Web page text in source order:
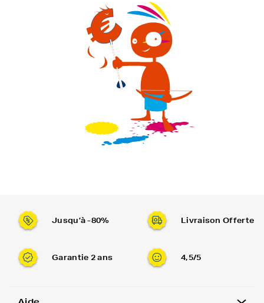
Jusqu’à -80% Livraison Offerte
Garantie 2 ans 4,5/5